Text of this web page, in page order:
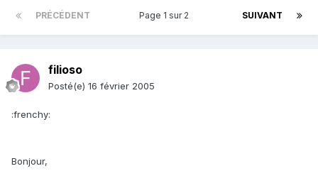
PRÉCÉDENT SUIVANT
Page 1 sur 2
filioso
Posté(e) 16 février 2005
:frenchy:
Bonjour,